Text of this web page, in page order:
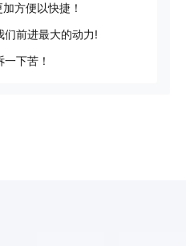
方便以快捷！
前进最大的动力!
下苦！